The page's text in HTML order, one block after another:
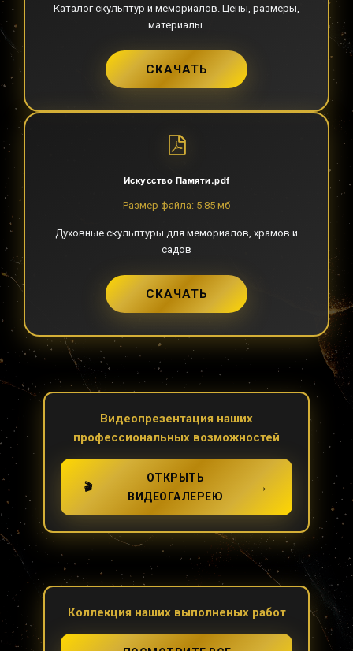
Каталог скульптур и мемориалов. Цены, размеры,
материалы.
СКАЧАТЬ
Искусство Памяти.pdf
Размер файла: 5.85 мб
Духовные скульптуры для мемориалов, храмов и
садов
СКАЧАТЬ
Видеопрезентация наших
профессиональных возможностей
🎬
ОТКРЫТЬ
ВИДЕОГАЛЕРЕЮ
→
Коллекция наших выполненых работ